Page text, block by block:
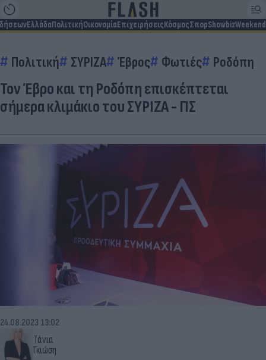
ΕλλάδαΠολιτικήΟικονομίαΕπιχειρήσειςΚόσμοςΣπορShowbizWeekend
Πολιτική ΣΥΡΙΖΑ Έβρος Φωτιές Ροδόπη
Τον Έβρο και τη Ροδόπη επισκέπτεται
σήμερα κλιμάκιο του ΣΥΡΙΖΑ - ΠΣ
Τάνια
Γκιώση
24.08.2023 13:02